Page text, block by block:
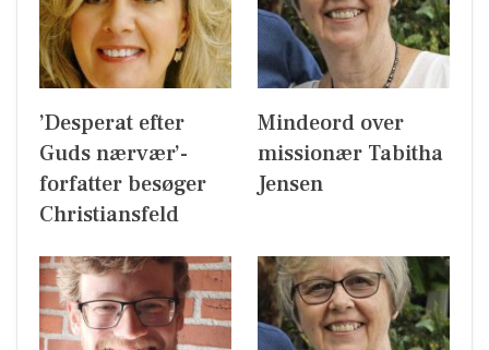
’Desperat efter
Guds nærvær’-
forfatter besøger
Christiansfeld
Mindeord over
missionær Tabitha
Jensen